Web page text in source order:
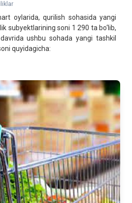
oylarida, qurilish sohasida yangi
subyektlarining soni 1 290 ta bo‘lib,
ushbu sohada yangi tashkil
quyidagicha: